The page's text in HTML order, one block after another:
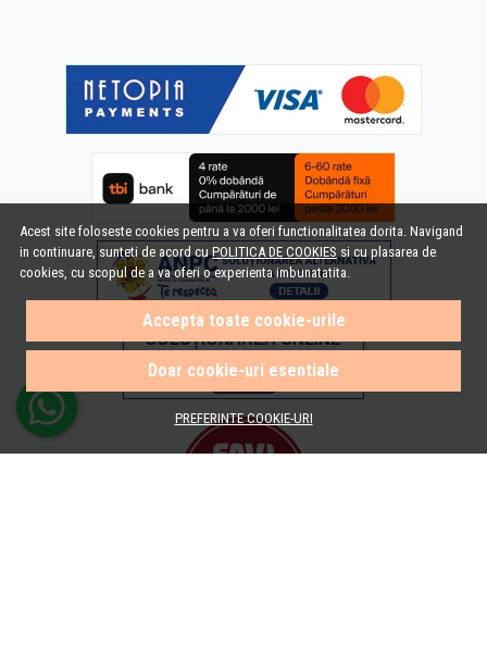
Acest site foloseste cookies pentru a va oferi functionalitatea dorita. Navigand
in continuare, sunteti de acord cuPOLITICA DE COOKIES si cu plasarea de
cookies, cu scopul de a va oferi o experienta imbunatatita.
Accepta toate cookie-urile
Doar cookie-uri esentiale
PREFERINTE COOKIE-URI